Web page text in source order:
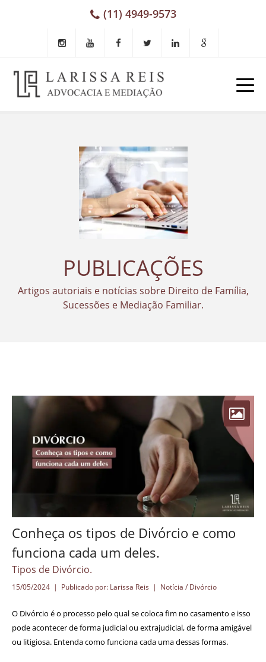
(11) 4949-9573
PUBLICAÇÕES
Artigos autoriais e notícias sobre Direito de Família,
Sucessões e Mediação Familiar.
Conheça os tipos de Divórcio e como
funciona cada um deles.
Tipos de Divórcio.
15/05/2024 | Publicado por: Larissa Reis | Notícia / Divórcio
O Divórcio é o processo pelo qual se coloca fim no casamento e isso
pode acontecer de forma judicial ou extrajudicial, de forma amigável
ou litigiosa. Entenda como funciona cada uma dessas formas.